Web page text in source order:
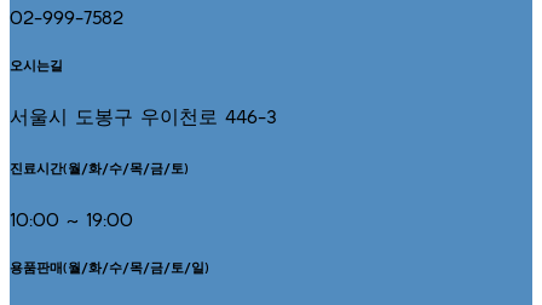
02-999-7582
오시는길
서울시 도봉구 우이천로 446-3
진료시간(월/화/수/목/금/토)
10:00 ~ 19:00
용품판매(월/화/수/목/금/토/일)